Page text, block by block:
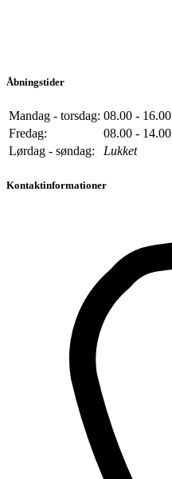
Åbningstider
Mandag - torsdag: 08.00 - 16.00
Fredag:
08.00 - 14.00
Lørdag - søndag:
Lukket
Kontaktinformationer